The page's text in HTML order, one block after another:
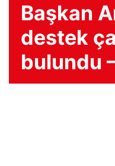
Başkan
destek
bulundu